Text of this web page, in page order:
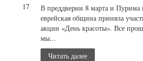
17
В преддверии 8 марта и Пурима
еврейская община приняла
акции «День красоты». Все
мы...
Читать далее